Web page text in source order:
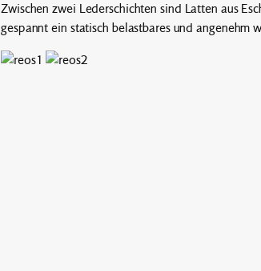
Zwischen zwei Lederschichten sind Latten aus
gespannt ein statisch belastbares und angenehm